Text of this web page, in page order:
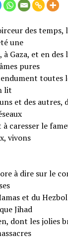
des temps,
une
Gaza, et en des
pures
toutes
lit
et des autres,
à caresser le
vivons
à dire sur le
et du
Jihad
dont les jolies